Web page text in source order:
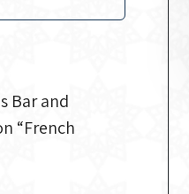
Bar and
“French